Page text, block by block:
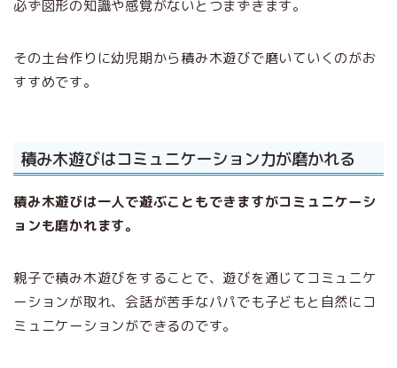
必ず図形の知識や感覚がないとつまずきます。
その土台作りに幼児期から積み木遊びで磨いていくのがお
すすめです。
積み木遊びはコミュニケーション力が磨かれる
積み木遊びは一人で遊ぶこともできますがコミュニケーシ
ョンも磨かれます。
親子で積み木遊びをすることで、遊びを通じてコミュニケ
ーションが取れ、会話が苦手なパパでも子どもと自然にコ
ミュニケーションができるのです。